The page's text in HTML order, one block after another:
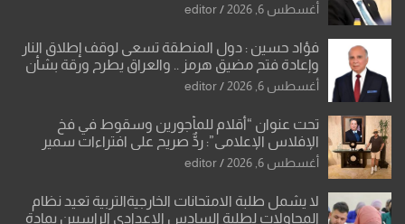
أغسطس 6, 2026 editor
فؤاد حسين : دول المنطقة تسعى لوقف إطلاق النار
وإعادة فتح مضيق هرمز .. والعراق يطرح ورقة بشأن
تحولات القدس
أغسطس 6, 2026 editor
تحت عنوان “أقلام للمأجورين وسقوط في فخ
الإفلاس الإعلامي”: ردٌّ صريح على افتراءات سمير
الشكرجي
أغسطس 6, 2026 editor
لا يشمل طلبة الامتحانات الخارجيةالتربية تعيد نظام
المحاولات لطلبة السادس الإعدادي الراسبين بمادة